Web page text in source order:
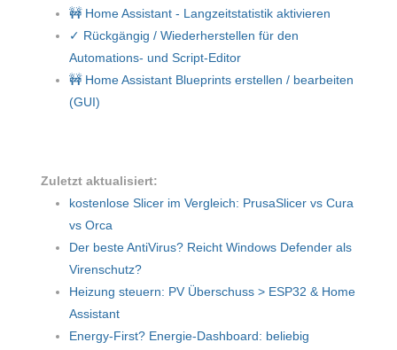
🚧 Home Assistant - Langzeitstatistik aktivieren
✓ Rückgängig / Wiederherstellen für den
Automations- und Script-Editor
🚧 Home Assistant Blueprints erstellen / bearbeiten
(GUI)
Zuletzt aktualisiert:
kostenlose Slicer im Vergleich: PrusaSlicer vs Cura
vs Orca
Der beste AntiVirus? Reicht Windows Defender als
Virenschutz?
Heizung steuern: PV Überschuss > ESP32 & Home
Assistant
Energy-First? Energie-Dashboard: beliebig